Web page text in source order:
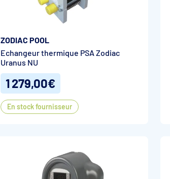
ZODIAC POOL
Echangeur thermique PSA Zodiac
Uranus NU
1 279,00€
En stock fournisseur